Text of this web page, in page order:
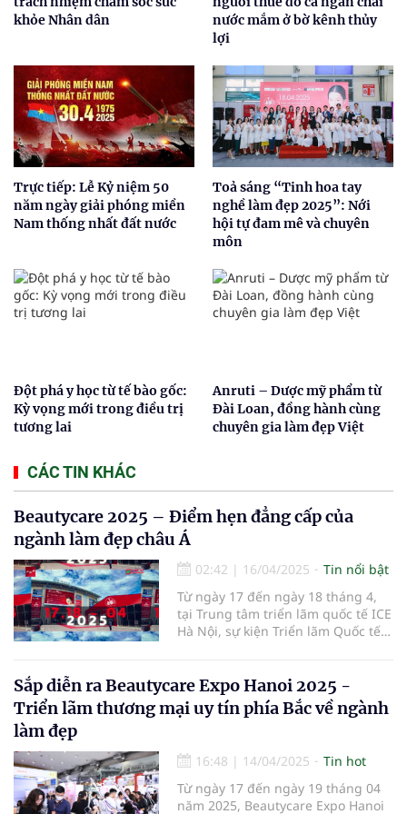
khỏe Nhân dân
nước mắm ở bờ kênh thủy
lợi
Trực tiếp: Lễ Kỷ niệm 50
năm ngày giải phóng miền
Nam thống nhất đất nước
Toả sáng “Tinh hoa tay
nghề làm đẹp 2025”: Nới
hội tự đam mê và chuyên
môn
Đột phá y học từ tế bào gốc:
Kỳ vọng mới trong điều trị
tương lai
Anruti – Dược mỹ phẩm từ
Đài Loan, đồng hành cùng
chuyên gia làm đẹp Việt
CÁC TIN KHÁC
Beautycare 2025 – Điểm hẹn đẳng cấp của
ngành làm đẹp châu Á
02:42 | 16/04/2025
Tin nổi bật
Từ ngày 17 đến ngày 18 tháng 4,
tại Trung tâm triển lãm quốc tế ICE
Hà Nội, sự kiện Triển lãm Quốc tế
"Vẻ đẹp bền vững – Công nghệ
định hình tương lai".
Sắp diễn ra Beautycare Expo Hanoi 2025 -
Triển lãm thương mại uy tín phía Bắc về ngành
làm đẹp
16:48 | 14/04/2025
Tin hot
Từ ngày 17 đến ngày 19 tháng 04
năm 2025, Beautycare Expo Hanoi